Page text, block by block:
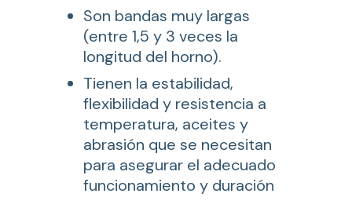
Son bandas muy largas
(entre 1,5 y 3 veces la
longitud del horno).
Tienen la estabilidad,
flexibilidad y resistencia a
temperatura, aceites y
abrasión que se necesitan
para asegurar el adecuado
funcionamiento y duración